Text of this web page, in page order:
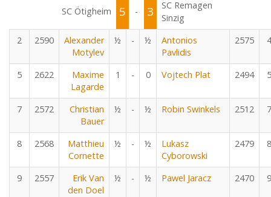
SC Ötigheim 5 - 3
SC Remagen
Sinzig
2
2590
Alexander
Motylev
½ - ½
Antonios
Pavlidis
2575 4
5 2622
Maxime
Lagarde
1 - 0 Vojtech Plat 2494 5
7 2572
Christian
Bauer
½ - ½ Robin Swinkels 2512 7
8 2568
Matthieu
Cornette
½ - ½
Lukasz
Cyborowski
2479 8
9 2557
Erik Van
den Doel
½ - ½ Pawel Jaracz 2470 9